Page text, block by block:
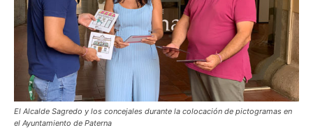
El Alcalde Sagredo y los concejales durante la colocación de pictogramas en
el Ayuntamiento de Paterna